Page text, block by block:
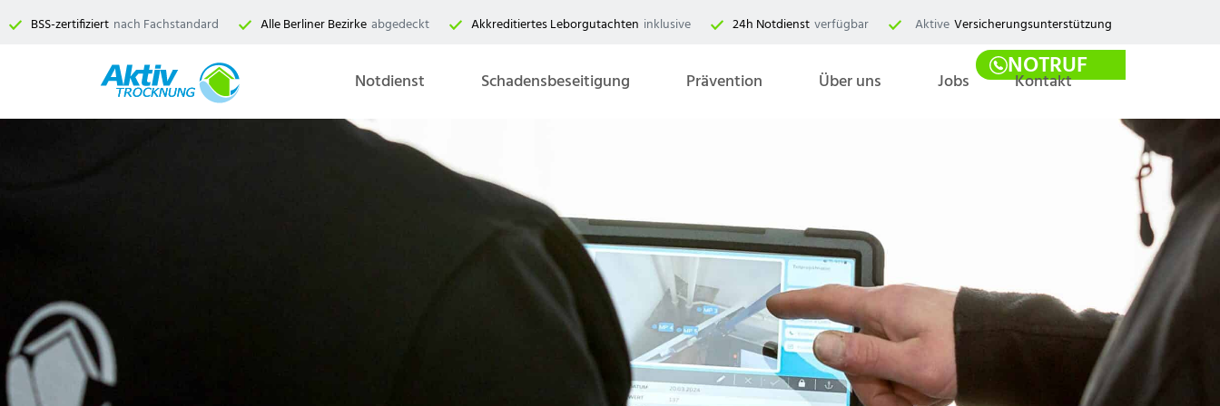
ZumBSS-zertifiziert nach Fachstandard Alle Berliner Bezirke abgedeckt Akkreditiertes Leborgutachten inklusive 24h Notdienst verfügbar Aktive Versicherungsunterstützung
Notdienst Schadensbeseitigung Prävention Über uns Jobs Kontakt
NOTRUF